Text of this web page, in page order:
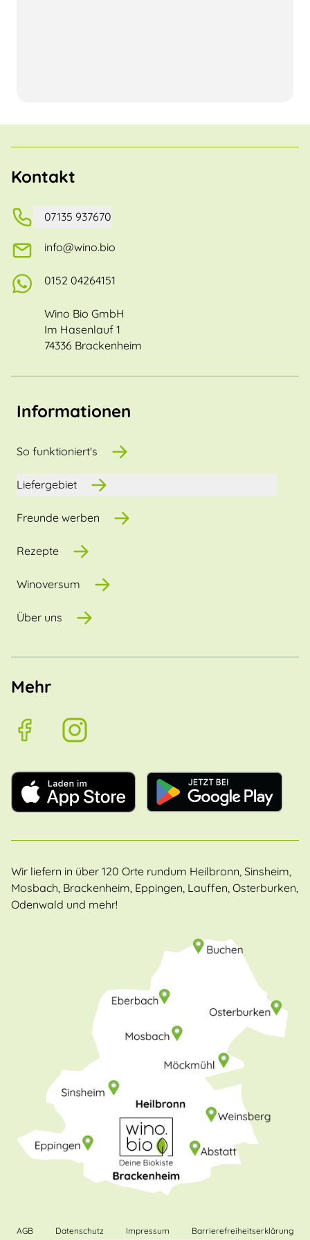
Kontakt
07135 937670
info@wino.bio
0152 04264151
Wino Bio GmbH
Im Hasenlauf 1
74336 Brackenheim
Informationen
So funktioniert's
Liefergebiet
Freunde werben
Rezepte
Winoversum
Über uns
Mehr
Wir liefern in über 120 Orte rundum Heilbronn, Sinsheim,
Mosbach, Brackenheim, Eppingen, Lauffen, Osterburken,
Odenwald und mehr!
AGB Datenschutz Impressum Barrierefreiheitserklärung